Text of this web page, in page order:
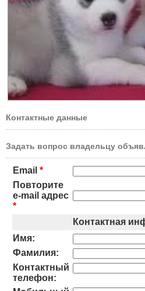
Контактные данные
Задать вопрос владельцу
Email *
Повторите
e-mail адрес
*
Контактная
Имя:
Фамилия:
Контактный
телефон: